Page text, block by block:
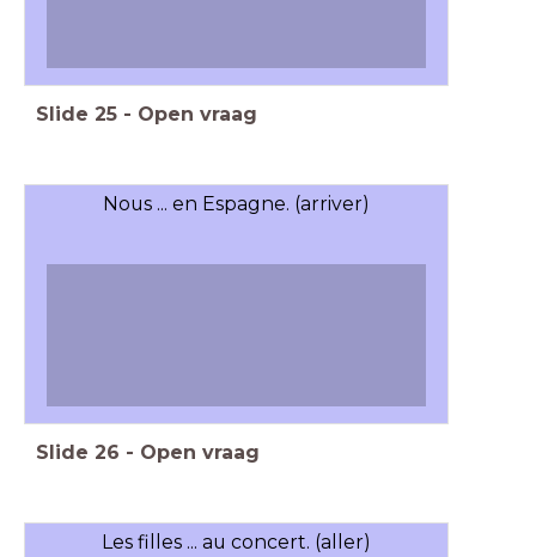
Slide 25 - Open vraag
Nous ... en Espagne. (arriver)
Slide 26 - Open vraag
Les filles ... au concert. (aller)